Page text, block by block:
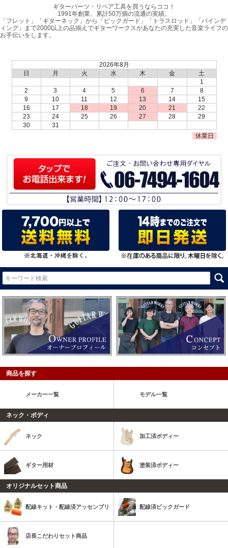
ギターパーツ・リペア工具を買うならココ！
1991年創業、累計50万個の流通の実績。
「フレット」「ギターネック」から「ピックガード」「トラスロッド」「バインデ
ィング」まで2000以上の品揃えでギターワークスがあなたの充実した音楽ライフの
お手伝いをします。
2026年8月
日
月 火 水 木 金
土
1
2
3 4 5 6 7
8
9
10 11 12 13 14
15
16
17 18 19 20 21
22
23
24 25 26 27 28
29
30
31
休業日
商品を探す
メーカー一覧 モデル一覧
ネック・ボディ
ネック 加工済ボディー
ギター用材 塗装済ボディー
オリジナルセット商品
配線キット・配線済アッセンブリ 配線済ピックガード
店長こだわりセット商品